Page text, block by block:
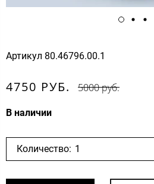
Артикул 80.46796.00.1
4750 РУБ. 5000 руб.
В наличии
Количество: